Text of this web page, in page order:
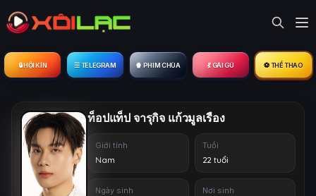
🔒︎ HỘI KÍN ☰ TELEGRAM 🍿 PHIM CHÙA 💃 GÁI GÚ ⚽ THỂ THAO
ท็อปแท็ป จารุกิจ แก้วมูลเรือง
Giới tính
Nam
Tuổi
22 tuổi
Ngày sinh Nơi sinh